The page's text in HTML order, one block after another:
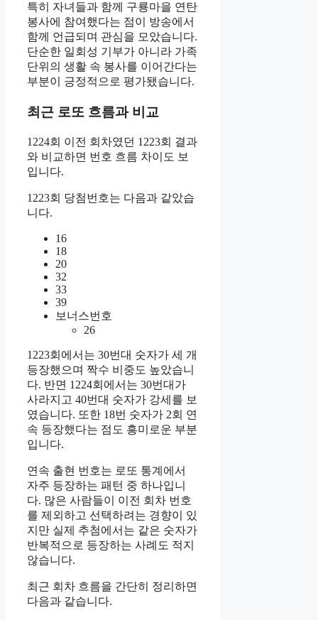
특히 자녀들과 함께 구룡마을 연탄
봉사에 참여했다는 점이 방송에서
함께 언급되며 관심을 모았습니다.
단순한 일회성 기부가 아니라 가족
단위의 생활 속 봉사를 이어간다는
부분이 긍정적으로 평가됐습니다.
최근 로또 흐름과 비교
1224회 이전 회차였던 1223회 결과
와 비교하면 번호 흐름 차이도 보
입니다.
1223회 당첨번호는 다음과 같았습
니다.
16
18
20
32
33
39
보너스번호
26
1223회에서는 30번대 숫자가 세 개
등장했으며 짝수 비중도 높았습니
다. 반면 1224회에서는 30번대가
사라지고 40번대 숫자가 강세를 보
였습니다. 또한 18번 숫자가 2회 연
속 등장했다는 점도 흥미로운 부분
입니다.
연속 출현 번호는 로또 통계에서
자주 등장하는 패턴 중 하나입니
다. 많은 사람들이 이전 회차 번호
를 제외하고 선택하려는 경향이 있
지만 실제 추첨에서는 같은 숫자가
반복적으로 등장하는 사례도 적지
않습니다.
최근 회차 흐름을 간단히 정리하면
다음과 같습니다.